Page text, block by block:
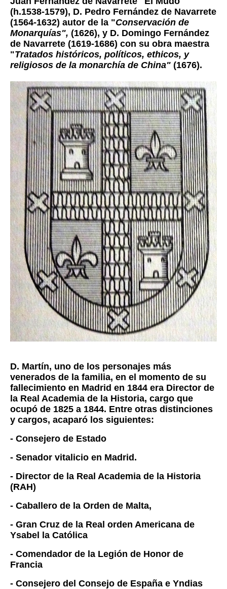
(h.1538-1579), D. Pedro Fernández de Navarrete
(1564-1632) autor de la "Conservación de
Monarquías", (1626), y D. Domingo Fernández
de Navarrete (1619-1686) con su obra maestra
"Tratados históricos, políticos, ethicos, y
religiosos de la monarchía de China" (1676).
D. Martín, uno de los personajes más
venerados de la familia, en el momento de su
fallecimiento en Madrid en 1844 era Director de
la Real Academia de la Historia, cargo que
ocupó de 1825 a 1844. Entre otras distinciones
y cargos, acaparó los siguientes:
- Consejero de Estado
- Senador vitalicio en Madrid.
- Director de la Real Academia de la Historia
(RAH)
- Caballero de la Orden de Malta,
- Gran Cruz de la Real orden Americana de
Ysabel la Católica
- Comendador de la Legión de Honor de
Francia
- Consejero del Consejo de España e Yndias